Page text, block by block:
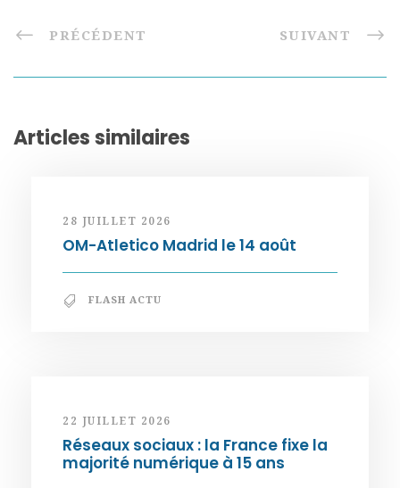
PRÉCÉDENT SUIVANT
Articles similaires
28 JUILLET 2026
OM-Atletico Madrid le 14 août
FLASH ACTU
22 JUILLET 2026
Réseaux sociaux : la France fixe la
majorité numérique à 15 ans